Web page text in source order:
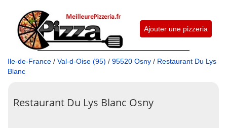
Ajouter une pizzeria
Ile-de-France / Val-d-Oise (95) / 95520 Osny / Restaurant Du Lys
Blanc
Restaurant Du Lys Blanc Osny